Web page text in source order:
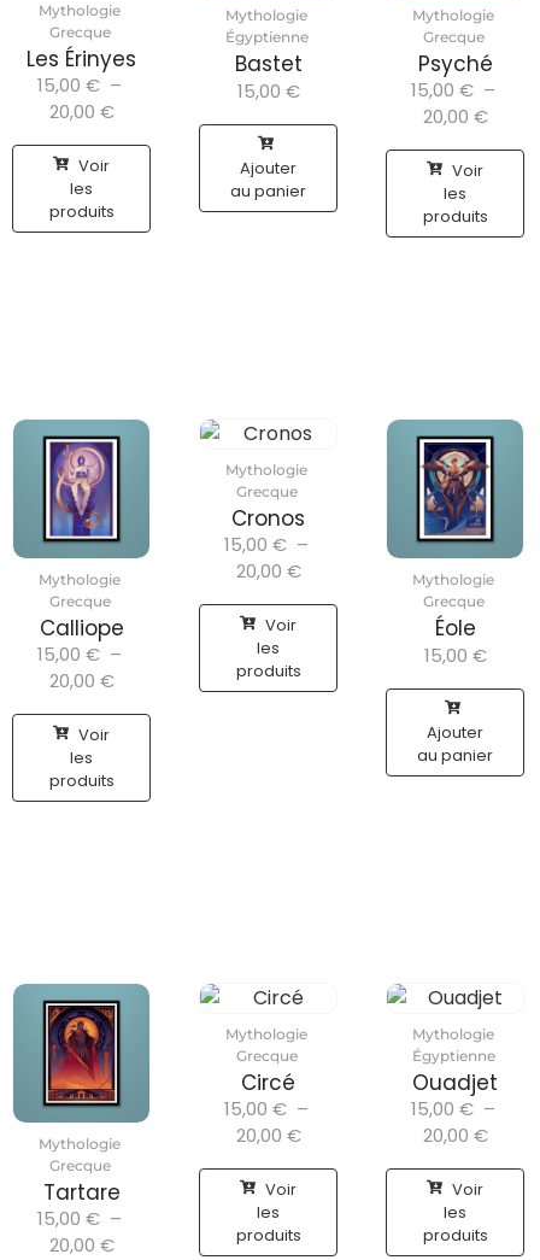
Mythologie
Grecque
Les Érinyes
15,00 € –
20,00 €
Voir
les
produits
Mythologie
Égyptienne
Bastet
15,00 €
Ajouter
au panier
Mythologie
Grecque
Psyché
15,00 € –
20,00 €
Voir
les
produits
Mythologie
Grecque
Calliope
15,00 € –
20,00 €
Voir
les
produits
Mythologie
Grecque
Cronos
15,00 € –
20,00 €
Voir
les
produits
Mythologie
Grecque
Éole
15,00 €
Ajouter
au panier
Mythologie
Grecque
Tartare
15,00 € –
20,00 €
Mythologie
Grecque
Circé
15,00 € –
20,00 €
Voir
les
produits
Mythologie
Égyptienne
Ouadjet
15,00 € –
20,00 €
Voir
les
produits